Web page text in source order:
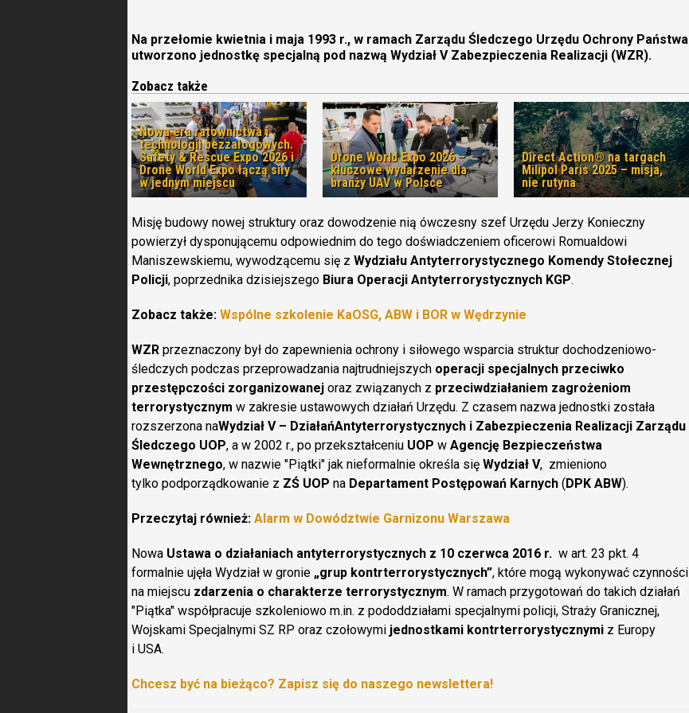
Na przełomie kwietnia i maja 1993 r., w ramach Zarządu Śledczego Urzędu Ochrony Państwa
utworzono jednostkę specjalną pod nazwą Wydział V Zabezpieczenia Realizacji (WZR).
Zobacz także
Nowa era ratownictwa i
technologii bezzałogowych.
Safety & Rescue Expo 2026 i
Drone World Expo łączą siły
w jednym miejscu
Drone World Expo 2026 –
kluczowe wydarzenie dla
branży UAV w Polsce
Direct Action® na targach
Milipol Paris 2025 – misja,
nie rutyna
Misję budowy nowej struktury oraz dowodzenie nią ówczesny szef Urzędu Jerzy Konieczny
powierzył dysponującemu odpowiednim do tego doświadczeniem oficerowi Romualdowi
Maniszewskiemu, wywodzącemu się z Wydziału Antyterrorystycznego Komendy Stołecznej
Policji, poprzednika dzisiejszego Biura Operacji Antyterrorystycznych KGP.
Zobacz także: Wspólne szkolenie KaOSG, ABW i BOR w Wędrzynie
WZR przeznaczony był do zapewnienia ochrony i siłowego wsparcia struktur dochodzeniowo-
śledczych podczas przeprowadzania najtrudniejszych operacji specjalnych przeciwko
przestępczości zorganizowanej oraz związanych z przeciwdziałaniem zagrożeniom
terrorystycznym w zakresie ustawowych działań Urzędu. Z czasem nazwa jednostki została
rozszerzona naWydział V – DziałańAntyterrorystycznych i Zabezpieczenia Realizacji Zarządu
Śledczego UOP, a w 2002 r., po przekształceniu UOP w Agencję Bezpieczeństwa
Wewnętrznego, w nazwie "Piątki" jak nieformalnie określa się Wydział V, zmieniono
tylko podporządkowanie z ZŚ UOP na Departament Postępowań Karnych (DPK ABW).
Przeczytaj również: Alarm w Dowództwie Garnizonu Warszawa
Nowa Ustawa o działaniach antyterrorystycznych z 10 czerwca 2016 r. w art. 23 pkt. 4
formalnie ujęła Wydział w gronie „grup kontrterrorystycznych”, które mogą wykonywać czynności
na miejscu zdarzenia o charakterze terrorystycznym. W ramach przygotowań do takich działań
"Piątka" współpracuje szkoleniowo m.in. z pododdziałami specjalnymi policji, Straży Granicznej,
Wojskami Specjalnymi SZ RP oraz czołowymi jednostkami kontrterrorystycznymi z Europy
i USA.
Chcesz być na bieżąco? Zapisz się do naszego newslettera!